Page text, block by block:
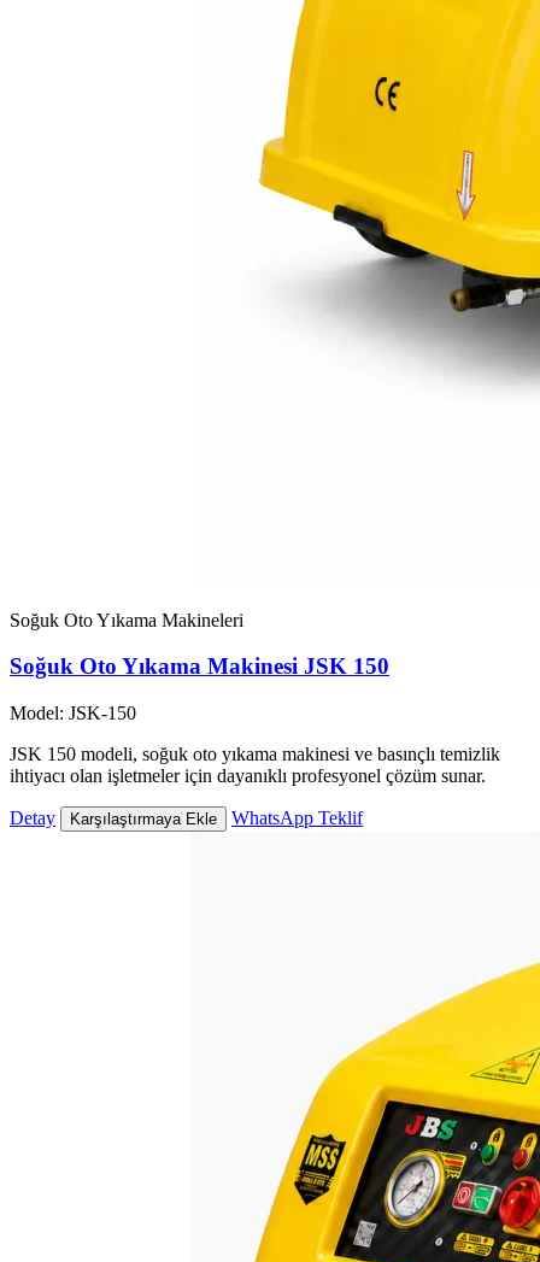
Soğuk Oto Yıkama Makineleri
Soğuk Oto Yıkama Makinesi JSK 150
Model: JSK-150
JSK 150 modeli, soğuk oto yıkama makinesi ve basınçlı temizlik
ihtiyacı olan işletmeler için dayanıklı profesyonel çözüm sunar.
Detay Karşılaştırmaya Ekle WhatsApp Teklif